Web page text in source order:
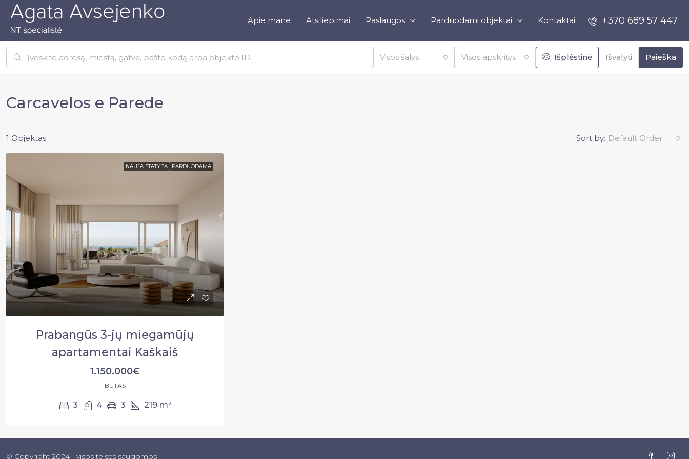
Apie mane Atsiliepimai Paslaugos Parduodami objektai Kontaktai +370 689 57 447
Visos šalys Visos apskritys Išplėstinė Išvalyti Paieška
Carcavelos e Parede
1 Objektas Sort by: Default Order
NAUJA STATYBA PARDUODAMA
Prabangūs 3-jų miegamūjų
apartamentai Kaškaiš
1.150.000€
BUTAS
3 4 3 219 m²
© Copyright 2024 - visos teisės saugomos